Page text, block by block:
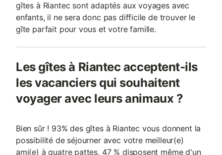
gîtes à Riantec sont adaptés aux voyages avec
enfants, il ne sera donc pas difficile de trouver le
gîte parfait pour vous et votre famille.
Les gîtes à Riantec acceptent-ils
les vacanciers qui souhaitent
voyager avec leurs animaux ?
Bien sûr ! 93% des gîtes à Riantec vous donnent la
possibilité de séjourner avec votre meilleur(e)
ami(e) à quatre pattes, 47 % disposent même d'un